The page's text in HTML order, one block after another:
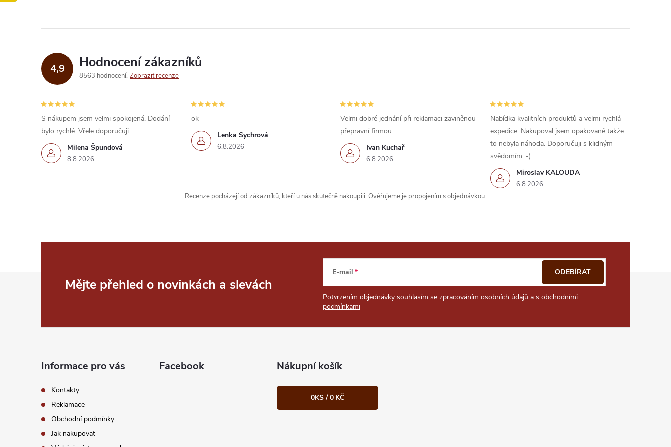
4,9 Hodnocení zákazníků
8563 hodnocení Zobrazit recenze
Milena Špundová
8.8.2026
S nákupem jsem velmi spokojená. Dodání
bylo rychlé. Vřele doporučuji
Lenka Sychrová
6.8.2026
ok
Ivan Kuchař
6.8.2026
Velmi dobré jednání při reklamaci zaviněnou
přepravní firmou
Miroslav KALOUDA
6.8.2026
Nabídka kvalitních produktů a velmi rychlá
expedice. Nakupoval jsem opakovaně takže
to nebyla náhoda. Doporučuji s klidným
svědomím :-)
Recenze pocházejí od zákazníků, kteří u nás skutečně nakoupili. Ověřujeme je propojením s objednávkou.
Mějte přehled o novinkách a slevách
E-mail
Potvrzením objednávky souhlasím se zpracováním osobních údajů a s obchodními
podmínkami
ODEBÍRAT
Informace pro vás
Kontakty
Reklamace
Obchodní podmínky
Jak nakupovat
Facebook Nákupní košík
0KS /0 KČ